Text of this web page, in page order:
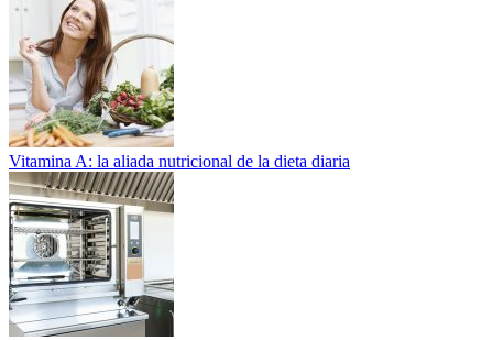
Vitamina A: la aliada nutricional de la dieta diaria